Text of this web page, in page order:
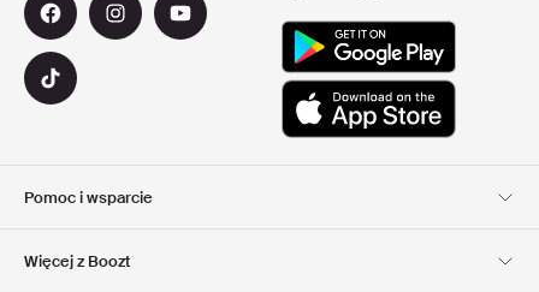
Pomoc i wsparcie
Więcej z Boozt